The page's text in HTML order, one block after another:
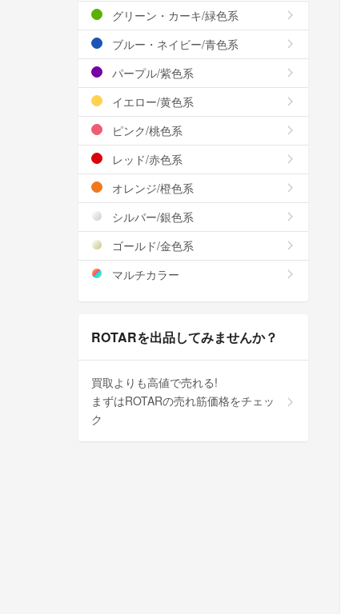
グリーン・カーキ/緑色系
ブルー・ネイビー/青色系
パープル/紫色系
イエロー/黄色系
ピンク/桃色系
レッド/赤色系
オレンジ/橙色系
シルバー/銀色系
ゴールド/金色系
マルチカラー
ROTARを出品してみませんか？
買取よりも高値で売れる!
まずはROTARの売れ筋価格をチェッ
ク